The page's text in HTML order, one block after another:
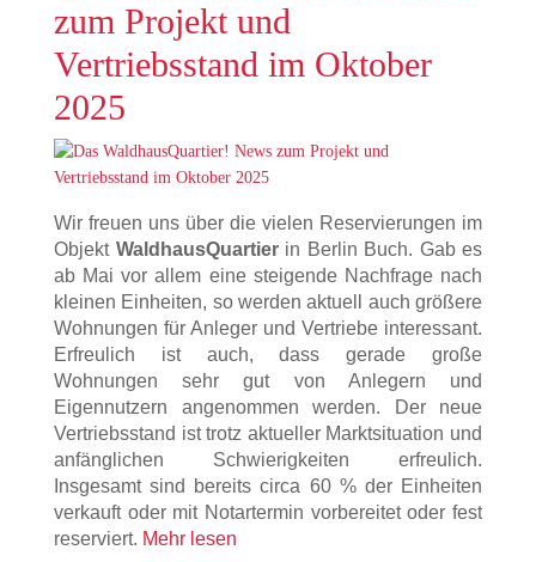
zum Projekt und
Vertriebsstand im Oktober
2025
Wir freuen uns über die vielen Reservierungen im
Objekt WaldhausQuartierin Berlin Buch. Gab es
ab Mai vor allem eine steigende Nachfrage nach
kleinen Einheiten, so werden aktuell auch größere
Wohnungen für Anleger und Vertriebe interessant.
Erfreulich ist auch, dass gerade große
Wohnungen sehr gut von Anlegern und
Eigennutzern angenommen werden. Der neue
Vertriebsstand ist trotz aktueller Marktsituation und
anfänglichen Schwierigkeiten erfreulich.
Insgesamt sind bereits circa 60 % der Einheiten
verkauft oder mit Notartermin vorbereitet oder fest
reserviert. Mehr lesen